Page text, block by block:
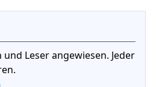
Leser angewiesen. Jeder